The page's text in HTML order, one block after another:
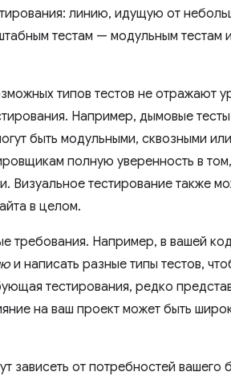
линию, идущую от
тестам — модульным тестам
типов тестов не отражают
Например, дымовые
быть модульными, сквозными
полную уверенность в
Визуальное тестирование также
в целом.
требования. Например, в вашей
и написать разные типы тестов,
тестирования, редко
на ваш проект может быть
зависеть от потребностей вашего